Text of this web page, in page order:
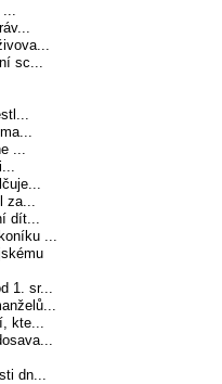
...
sc...
...
za...
dít...
...
1. sr...
kte...
dn...